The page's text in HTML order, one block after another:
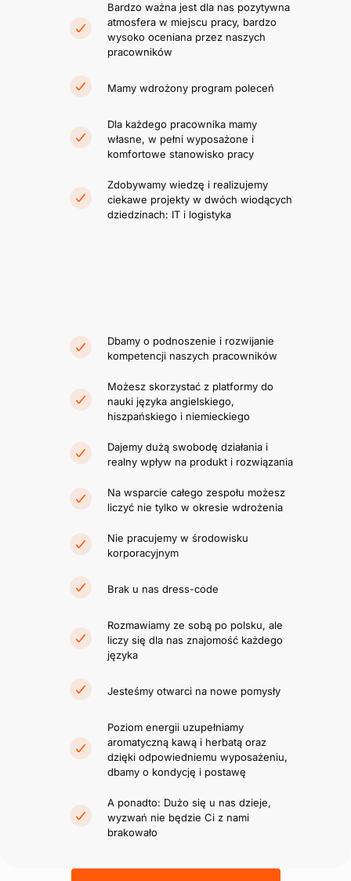
Bardzo ważna jest dla nas pozytywna
atmosfera w miejscu pracy, bardzo
wysoko oceniana przez naszych
pracowników
Mamy wdrożony program poleceń
Dla każdego pracownika mamy
własne, w pełni wyposażone i
komfortowe stanowisko pracy
Zdobywamy wiedzę i realizujemy
ciekawe projekty w dwóch wiodących
dziedzinach: IT i logistyka
Dbamy o podnoszenie i rozwijanie
kompetencji naszych pracowników
Możesz skorzystać z platformy do
nauki języka angielskiego,
hiszpańskiego i niemieckiego
Dajemy dużą swobodę działania i
realny wpływ na produkt i rozwiązania
Na wsparcie całego zespołu możesz
liczyć nie tylko w okresie wdrożenia
Nie pracujemy w środowisku
korporacyjnym
Brak u nas dress-code
Rozmawiamy ze sobą po polsku, ale
liczy się dla nas znajomość każdego
języka
Jesteśmy otwarci na nowe pomysły
Poziom energii uzupełniamy
aromatyczną kawą i herbatą oraz
dzięki odpowiedniemu wyposażeniu,
dbamy o kondycję i postawę
A ponadto: Dużo się u nas dzieje,
wyzwań nie będzie Ci z nami
brakowało